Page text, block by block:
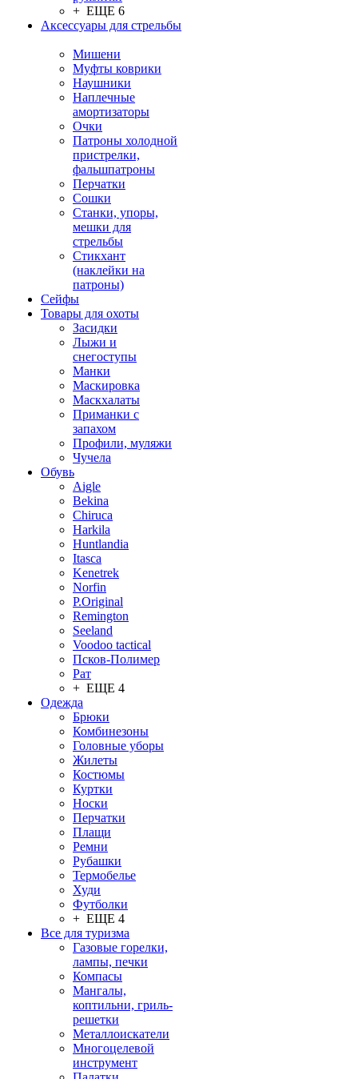
+ ЕЩЕ 6
Аксессуары для стрельбы
Мишени
Муфты коврики
Наушники
Наплечные
амортизаторы
Очки
Патроны холодной
пристрелки,
фальшпатроны
Перчатки
Сошки
Станки, упоры,
мешки для
стрельбы
Стикхант
(наклейки на
патроны)
Сейфы
Товары для охоты
Засидки
Лыжи и
снегоступы
Манки
Маскировка
Маскхалаты
Приманки с
запахом
Профили, муляжи
Чучела
Обувь
Aigle
Bekina
Chiruсa
Harkila
Huntlandia
Itasca
Kenetrek
Norfin
P.Original
Remington
Seeland
Voodoo tactical
Псков-Полимер
Рат
+ ЕЩЕ 4
Одежда
Брюки
Комбинезоны
Головные уборы
Жилеты
Костюмы
Куртки
Носки
Перчатки
Плащи
Ремни
Рубашки
Термобелье
Худи
Футболки
+ ЕЩЕ 4
Все для туризма
Газовые горелки,
лампы, печки
Компасы
Мангалы,
коптильни, гриль-
решетки
Металлоискатели
Многоцелевой
инструмент